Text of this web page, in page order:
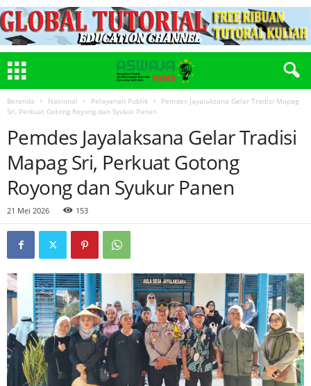
Beranda Nasional Pelayanan Publik
Pemdes Jayalaksana Gelar Tradisi Mapag
Sri, Perkuat Gotong Royong dan Syukur Panen
Pemdes Jayalaksana Gelar Tradisi
Mapag Sri, Perkuat Gotong
Royong dan Syukur Panen
21 Mei 2026 153